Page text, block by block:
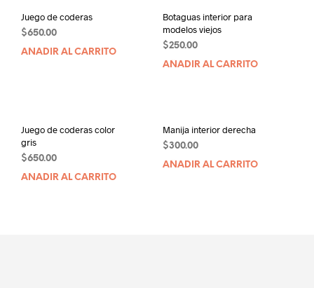
Juego de coderas
$650.00
AÑADIR AL CARRITO
Botaguas interior para
modelos viejos
$250.00
AÑADIR AL CARRITO
Juego de coderas color
gris
$650.00
AÑADIR AL CARRITO
Manija interior derecha
$300.00
AÑADIR AL CARRITO